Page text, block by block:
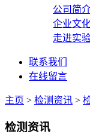
公司简
企业文
走进实
联系我们
在线留言
主页 > 检测资讯 >
检测资讯